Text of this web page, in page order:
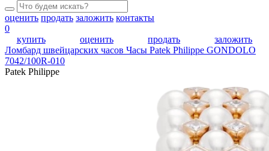
оценить продать заложить контакты
0
купить
оценить продать
заложить
Ломбард швейцарских часов Часы Patek Philippe GONDOLO
7042/100R-010
Patek Philippe